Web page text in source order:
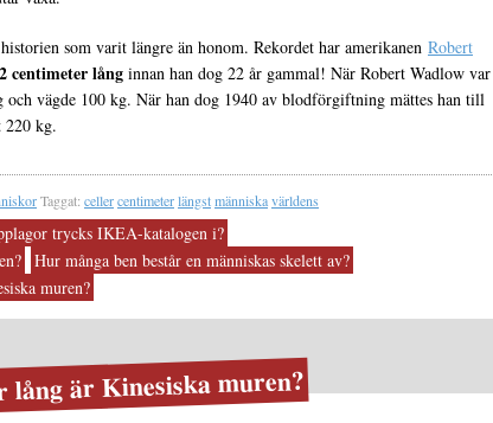
som varit längre än honom. Rekordet har amerikanen Robert
centimeter lång innan han dog 22 år gammal! När Robert Wadlow var
och vägde 100 kg. När han dog 1940 av blodförgiftning mättes han till
220 kg.
Taggat: cellercentimeterlängstmänniskavärldens
trycks IKEA-katalogen i?
Hur många ben består en människas skelett av?
muren?
är Kinesiska muren?